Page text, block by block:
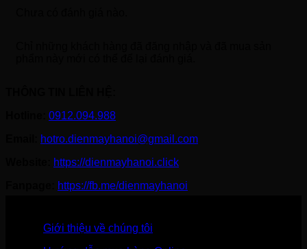
0912.094.988
hotro.dienmayhanoi@gmail.com
https://dienmayhanoi.click
https://fb.me/dienmayhanoi
Giới thiệu về chúng tôi